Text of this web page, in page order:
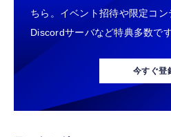
ちら。イベント招待や限定コン
Discordサーバなど特典多数で
今すぐ登